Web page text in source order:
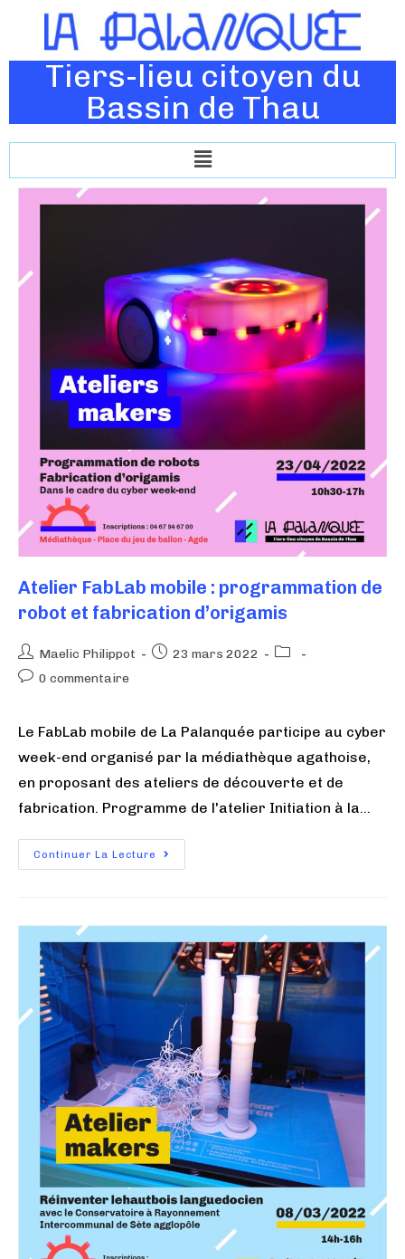
Tiers-lieu citoyen du
Bassin de Thau
Atelier FabLab mobile : programmation de
robot et fabrication d’origamis
Maelic Philippot
23 mars 2022
0 commentaire
Le FabLab mobile de La Palanquée participe au cyber
week-end organisé par la médiathèque agathoise,
en proposant des ateliers de découverte et de
fabrication. Programme de l'atelier Initiation à la…
Continuer La Lecture